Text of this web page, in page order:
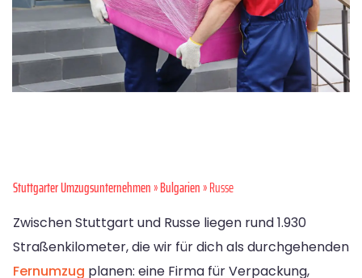
Stuttgarter Umzugsunternehmen»Bulgarien» Russe
Zwischen Stuttgart und Russe liegen rund 1.930
Straßenkilometer, die wir für dich als durchgehenden
Fernumzug planen: eine Firma für Verpackung,